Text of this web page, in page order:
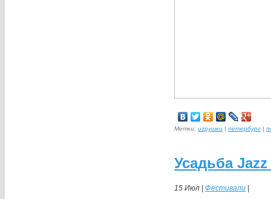
Метки: игрушки | петербург |
Усадьба
15 Июл | Фестивали